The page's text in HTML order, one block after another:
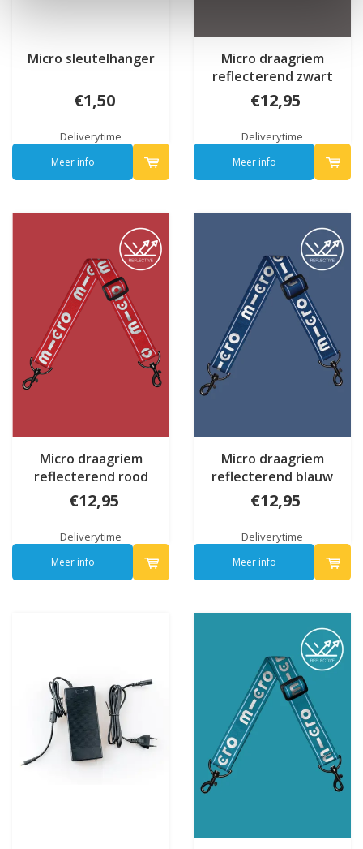
Micro sleutelhanger
€1,50
Deliverytime
Meer info
Micro draagriem
reflecterend zwart
€12,95
Deliverytime
Meer info
Micro draagriem
reflecterend rood
€12,95
Deliverytime
Meer info
Micro draagriem
reflecterend blauw
€12,95
Deliverytime
Meer info